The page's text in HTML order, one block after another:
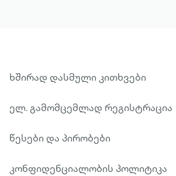
ხშირად დასმული კითხვები
ელ. გამომცემლად რეგისტრაცია
წესები და პირობები
კონფიდენციალობის პოლიტიკა